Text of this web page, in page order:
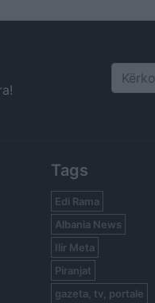
Search
Tags
Edi Rama
Albania News
Ilir Meta
Piranjat
gazeta, tv, portale